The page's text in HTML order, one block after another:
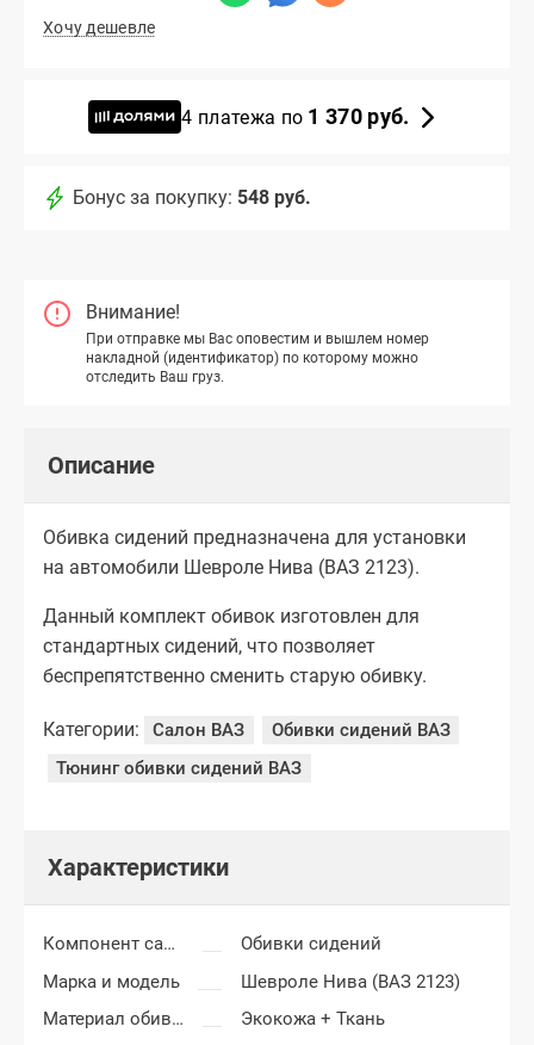
Хочу дешевле
4 платежа по 1 370 руб.
Бонус за покупку: 548 руб.
Внимание!
При отправке мы Вас оповестим и вышлем номер
накладной (идентификатор) по которому можно
отследить Ваш груз.
Описание
Обивка сидений предназначена для установки
на автомобили Шевроле Нива (ВАЗ 2123).
Данный комплект обивок изготовлен для
стандартных сидений, что позволяет
беспрепятственно сменить старую обивку.
Категории: Салон ВАЗ
Обивки сидений ВАЗ
Тюнинг обивки сидений ВАЗ
Характеристики
Компонент салона
Обивки сидений
Марка и модель
Шевроле Нива (ВАЗ 2123)
Материал обивки
Экокожа + Ткань